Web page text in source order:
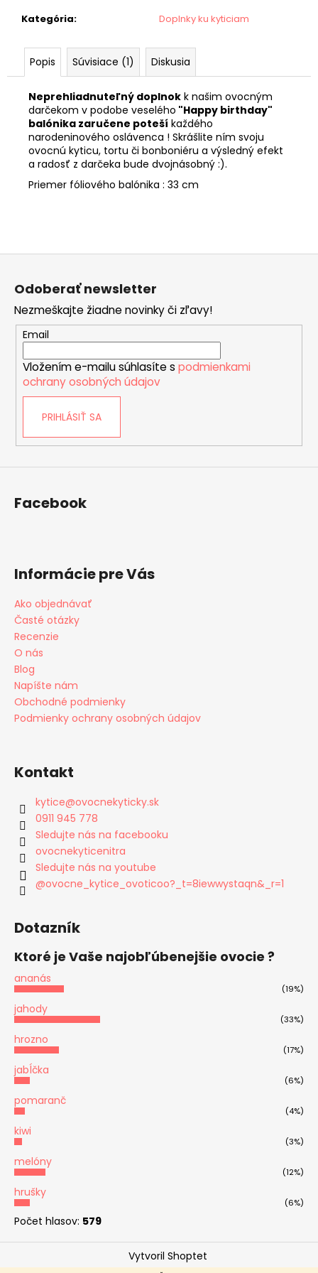
Kategória: Doplnky ku kyticiam
Popis Súvisiace (1) Diskusia
Neprehliadnuteľný doplnok k našim ovocným
darčekom v podobe veselého "Happy birthday"
balónika zaručene poteší každého
narodeninového oslávenca ! Skrášlite ním svoju
ovocnú kyticu, tortu či bonboniéru a výsledný efekt
a radosť z darčeka bude dvojnásobný :).
Priemer fóliového balónika : 33 cm
a
SISSI
€32
Z
Odoberať newsletter
Nezmeškajte žiadne novinky či zľavy!
Email
Vložením e-mailu súhlasíte s podmienkami
ochrany osobných údajov
PRIHLÁSIŤ SA
Facebook
Informácie pre Vás
Ako objednávať
Časté otázky
Recenzie
O nás
Blog
Napíšte nám
Obchodné podmienky
Podmienky ochrany osobných údajov
Kontakt
kytice@ovocnekyticky.sk
0911 945 778
Sledujte nás na facebooku
ovocnekyticenitra
Sledujte nás na youtube
@ovocne_kytice_ovoticoo?_t=8iewwystaqn&_r=1
Dotazník
Ktoré je Vaše najobľúbenejšie ovocie ?
ananás
(19%)
jahody
(33%)
hrozno
(17%)
jabĺčka
(6%)
pomaranč
(4%)
kiwi
(3%)
melóny
(12%)
hrušky
(6%)
Počet hlasov: 579
Vytvoril Shoptet